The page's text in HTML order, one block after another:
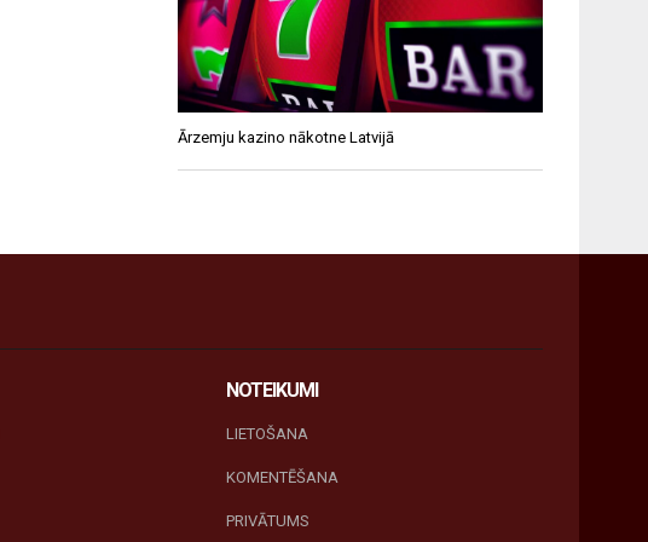
Ārzemju kazino nākotne Latvijā
NOTEIKUMI
LIETOŠANA
KOMENTĒŠANA
PRIVĀTUMS